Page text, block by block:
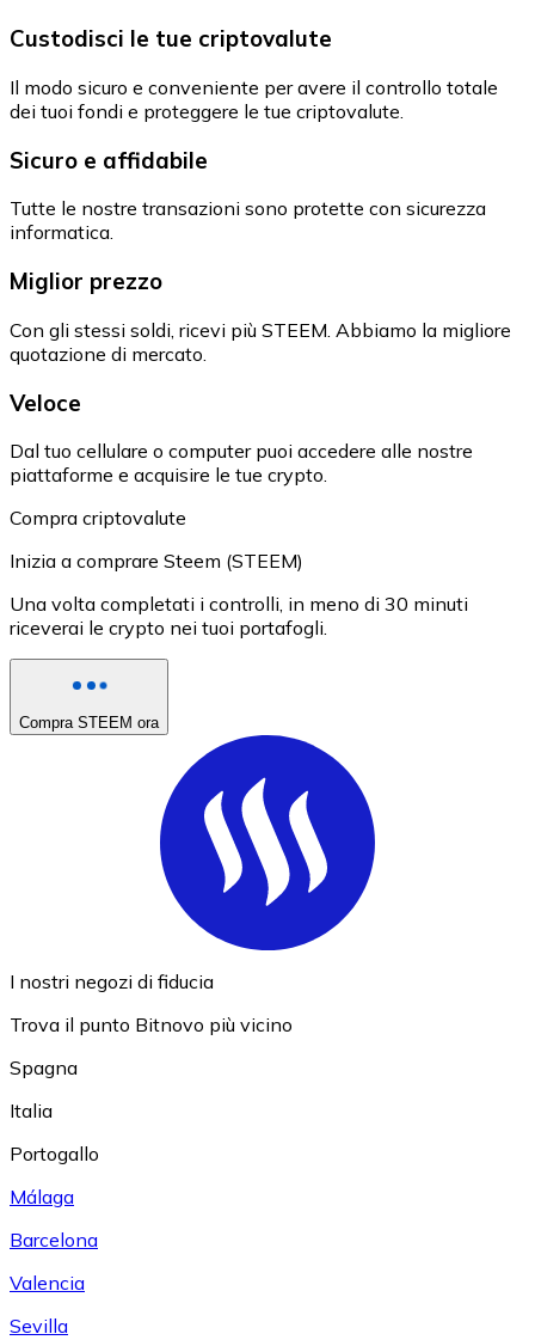
Custodisci le tue criptovalute
Il modo sicuro e conveniente per avere il controllo totale
dei tuoi fondi e proteggere le tue criptovalute.
Sicuro e affidabile
Tutte le nostre transazioni sono protette con sicurezza
informatica.
Miglior prezzo
Con gli stessi soldi, ricevi più STEEM. Abbiamo la migliore
quotazione di mercato.
Veloce
Dal tuo cellulare o computer puoi accedere alle nostre
piattaforme e acquisire le tue crypto.
Compra criptovalute
Inizia a comprare Steem (STEEM)
Una volta completati i controlli, in meno di 30 minuti
riceverai le crypto nei tuoi portafogli.
Compra STEEM ora
I nostri negozi di fiducia
Trova il punto Bitnovo più vicino
Spagna
Italia
Portogallo
Málaga
Barcelona
Valencia
Sevilla